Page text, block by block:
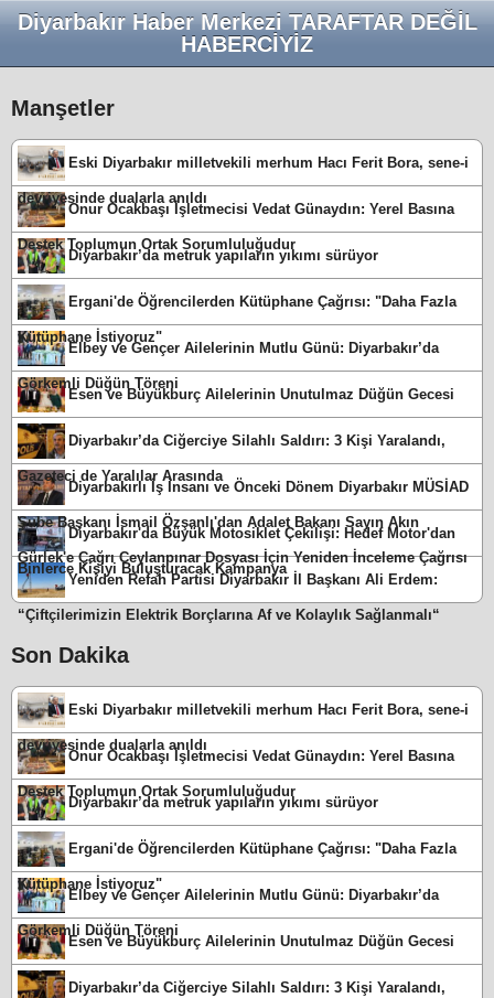
Diyarbakır Haber Merkezi TARAFTAR DEĞİL
HABERCİYİZ
Manşetler
Eski Diyarbakır milletvekili merhum Hacı Ferit Bora, sene-i
devriyesinde dualarla anıldı
Onur Ocakbaşı İşletmecisi Vedat Günaydın: Yerel Basına
Destek Toplumun Ortak Sorumluluğudur
Diyarbakır’da metruk yapıların yıkımı sürüyor
Ergani'de Öğrencilerden Kütüphane Çağrısı: "Daha Fazla
Kütüphane İstiyoruz"
Elbey ve Gençer Ailelerinin Mutlu Günü: Diyarbakır’da
Görkemli Düğün Töreni
Esen ve Büyükburç Ailelerinin Unutulmaz Düğün Gecesi
Diyarbakır’da Ciğerciye Silahlı Saldırı: 3 Kişi Yaralandı,
Gazeteci de Yaralılar Arasında
Diyarbakırlı İş İnsanı ve Önceki Dönem Diyarbakır MÜSİAD
Şube Başkanı İsmail Özşanlı'dan Adalet Bakanı Sayın Akın
Gürlek'e Çağrı Ceylanpınar Dosyası İçin Yeniden İnceleme Çağrısı
Diyarbakır'da Büyük Motosiklet Çekilişi: Hedef Motor'dan
Binlerce Kişiyi Buluşturacak Kampanya
Yeniden Refah Partisi Diyarbakır İl Başkanı Ali Erdem:
“Çiftçilerimizin Elektrik Borçlarına Af ve Kolaylık Sağlanmalı“
Son Dakika
Eski Diyarbakır milletvekili merhum Hacı Ferit Bora, sene-i
devriyesinde dualarla anıldı
Onur Ocakbaşı İşletmecisi Vedat Günaydın: Yerel Basına
Destek Toplumun Ortak Sorumluluğudur
Diyarbakır’da metruk yapıların yıkımı sürüyor
Ergani'de Öğrencilerden Kütüphane Çağrısı: "Daha Fazla
Kütüphane İstiyoruz"
Elbey ve Gençer Ailelerinin Mutlu Günü: Diyarbakır’da
Görkemli Düğün Töreni
Esen ve Büyükburç Ailelerinin Unutulmaz Düğün Gecesi
Diyarbakır’da Ciğerciye Silahlı Saldırı: 3 Kişi Yaralandı,